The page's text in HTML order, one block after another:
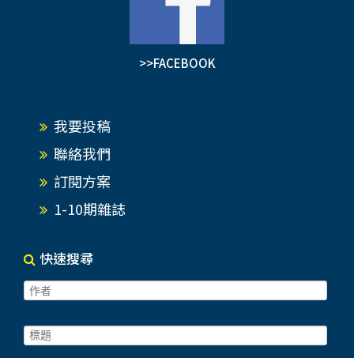
>>FACEBOOK
我要投稿
聯絡我們
訂閱方案
1-10期雜誌
快速搜尋